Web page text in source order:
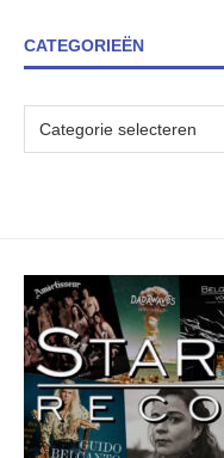
CATEGORIEËN